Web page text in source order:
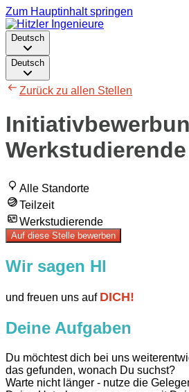
Zum Hauptinhalt springen
Deutsch
Deutsch
Zurück zu allen Stellen
Werkstudierende
Alle Standorte
Teilzeit
Werkstudierende
Auf diese Stelle bewerben
Wir sagen HI
und freuen uns auf DICH!
Deine Aufgaben
Du möchtest dich bei uns
das gefunden, wonach Du suchst?
Warte nicht länger - nutze die